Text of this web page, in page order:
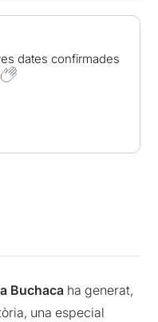
dates confirmades
Buchaca ha generat,
una especial